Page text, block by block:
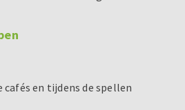
cafés en tijdens de spellen